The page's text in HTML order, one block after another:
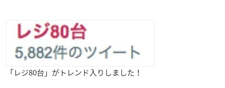
「レジ80台」がトレンド入りしました！